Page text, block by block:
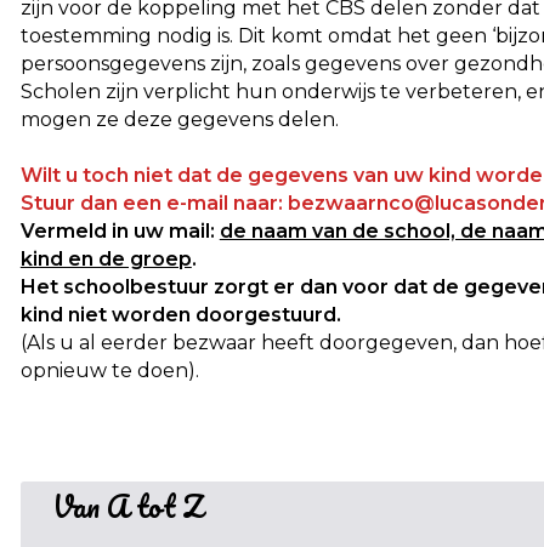
zijn voor de koppeling met het CBS delen zonder
toestemming nodig is. Dit komt omdat het geen
persoonsgegevens zijn, zoals gegevens over
Scholen zijn verplicht hun onderwijs te verbeteren,
mogen ze deze gegevens delen.
Wilt u toch niet dat de gegevens van uw kind
Stuur dan een e-mail naar:
Vermeld in uw mail: de naam van de school, de
kind en de groep.
Het schoolbestuur zorgt er dan voor dat de
kind niet worden doorgestuurd.
(Als u al eerder bezwaar heeft doorgegeven, dan
opnieuw te doen).
Van A tot Z